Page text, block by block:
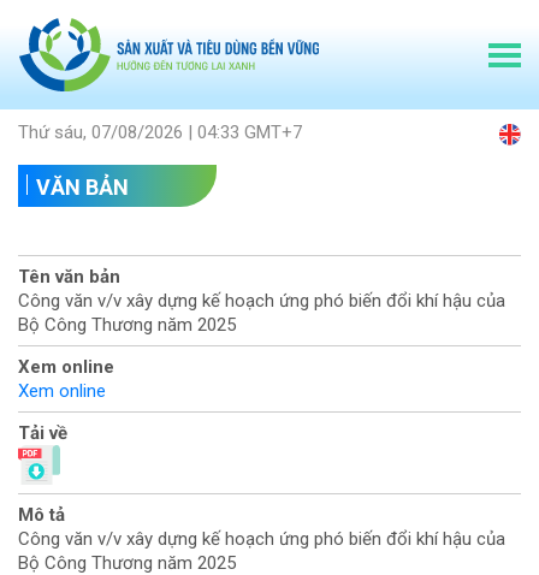
Thứ sáu, 07/08/2026 | 04:33 GMT+7
VĂN BẢN
Tên văn bản
Công văn v/v xây dựng kế hoạch ứng phó biến đổi khí hậu của
Bộ Công Thương năm 2025
Xem online
Xem online
Tải về
Mô tả
Công văn v/v xây dựng kế hoạch ứng phó biến đổi khí hậu của
Bộ Công Thương năm 2025